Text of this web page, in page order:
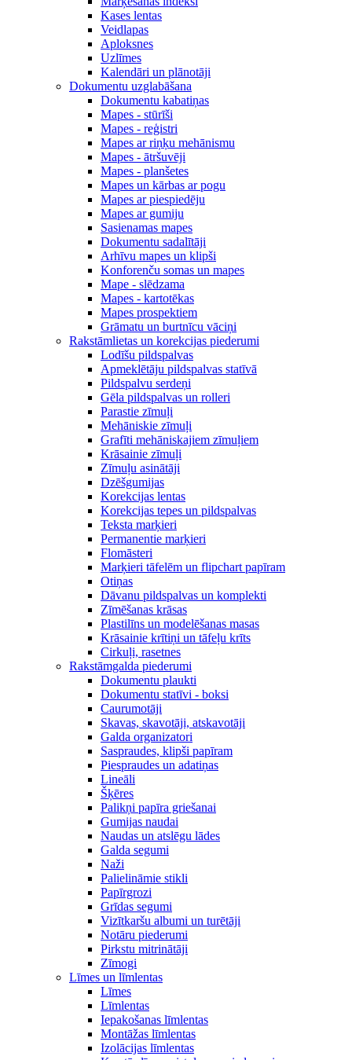
Kases lentas
Veidlapas
Aploksnes
Uzlīmes
Kalendāri un plānotāji
Dokumentu uzglabāšana
Dokumentu kabatiņas
Mapes - stūrīši
Mapes - reģistri
Mapes ar riņķu mehānismu
Mapes - ātršuvēji
Mapes - planšetes
Mapes un kārbas ar pogu
Mapes ar piespiedēju
Mapes ar gumiju
Sasienamas mapes
Dokumentu sadalītāji
Arhīvu mapes un klipši
Konforenču somas un mapes
Mape - slēdzama
Mapes - kartotēkas
Mapes prospektiem
Grāmatu un burtnīcu vāciņi
Rakstāmlietas un korekcijas piederumi
Lodīšu pildspalvas
Apmeklētāju pildspalvas statīvā
Pildspalvu serdeņi
Gēla pildspalvas un rolleri
Parastie zīmuļi
Mehāniskie zīmuļi
Grafīti mehāniskajiem zīmuļiem
Krāsainie zīmuļi
Zīmuļu asinātāji
Dzēšgumijas
Korekcijas lentas
Korekcijas tepes un pildspalvas
Teksta marķieri
Permanentie marķieri
Flomāsteri
Marķieri tāfelēm un flipchart papīram
Otiņas
Dāvanu pildspalvas un komplekti
Zīmēšanas krāsas
Plastilīns un modelēšanas masas
Krāsainie krītiņi un tāfeļu krīts
Cirkuļi, rasetnes
Rakstāmgalda piederumi
Dokumentu plaukti
Dokumentu statīvi - boksi
Caurumotāji
Skavas, skavotāji, atskavotāji
Galda organizatori
Saspraudes, klipši papīram
Piespraudes un adatiņas
Lineāli
Šķēres
Palikņi papīra griešanai
Gumijas naudai
Naudas un atslēgu lādes
Galda segumi
Naži
Palielināmie stikli
Papīrgrozi
Grīdas segumi
Vizītkaršu albumi un turētāji
Notāru piederumi
Pirkstu mitrinātāji
Zīmogi
Līmes un līmlentas
Līmes
Līmlentas
Iepakošanas līmlentas
Montāžas līmlentas
Izolācijas līmlentas